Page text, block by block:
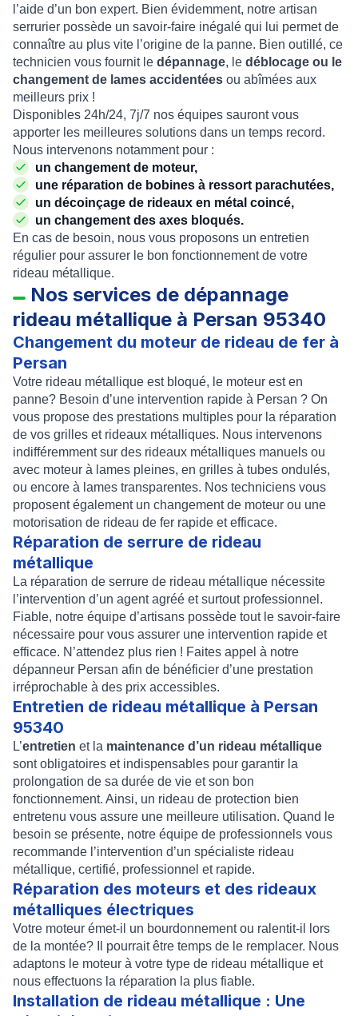
l’aide d’un bon expert. Bien évidemment, notre artisan
serrurier possède un savoir-faire inégalé qui lui permet de
connaître au plus vite l’origine de la panne. Bien outillé, ce
technicien vous fournit le dépannage, le déblocage ou le
changement de lames accidentées ou abîmées aux
meilleurs prix !
Disponibles 24h/24, 7j/7 nos équipes sauront vous
apporter les meilleures solutions dans un temps record.
Nous intervenons notamment pour :
un changement de moteur,
une réparation de bobines à ressort parachutées,
un décoinçage de rideaux en métal coincé,
un changement des axes bloqués.
En cas de besoin, nous vous proposons un entretien
régulier pour assurer le bon fonctionnement de votre
rideau métallique.
Nos services de dépannage
rideau métallique à Persan 95340
Changement du moteur de rideau de fer à
Persan
Votre rideau métallique est bloqué, le moteur esten
panne? Besoin d’une intervention rapide à Persan ? On
vous propose des prestations multiples pour la réparation
de vos grilles et rideaux métalliques. Nous intervenons
indifféremment sur des rideaux métalliques manuels ou
avec moteur à lames pleines, en grilles à tubes ondulés,
ou encore à lames transparentes. Nos techniciens vous
proposent également un changement de moteur ou une
motorisation de rideau de fer rapide et efficace.
Réparation de serrure de rideau
métallique
La réparation de serrure de rideau métallique nécessite
l’intervention d’un agent agréé et surtout professionnel.
Fiable, notre équipe d’artisans possède tout le savoir-faire
nécessaire pour vous assurer une intervention rapide et
efficace. N’attendez plus rien ! Faites appel à notre
dépanneur Persan afin de bénéficier d’une prestation
irréprochable à des prix accessibles.
Entretien de rideau métallique à Persan
95340
L’entretien et la maintenance d’un rideau métallique
sont obligatoires et indispensables pour garantir la
prolongation de sa durée de vie et son bon
fonctionnement. Ainsi, un rideau de protection bien
entretenu vous assure une meilleure utilisation. Quand le
besoin se présente, notre équipe de professionnels vous
recommande l’intervention d’un spécialiste rideau
métallique, certifié, professionnel et rapide.
Réparation des moteurs et des rideaux
métalliques électriques
Votre moteur émet-il un bourdonnement ou ralentit-il lors
de la montée? Il pourrait être temps de le remplacer. Nous
adaptons le moteur à votre type de rideau métallique et
nous effectuons la réparation la plus fiable.
Installation de rideau métallique : Une